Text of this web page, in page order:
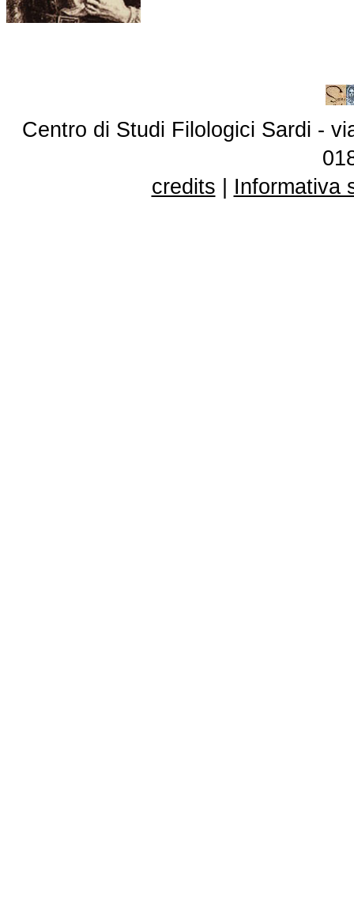
Centro di Studi Filologici Sardi -
credits
Informativa